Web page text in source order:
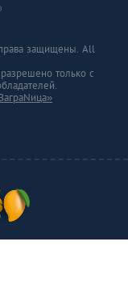
защищены. All
только с